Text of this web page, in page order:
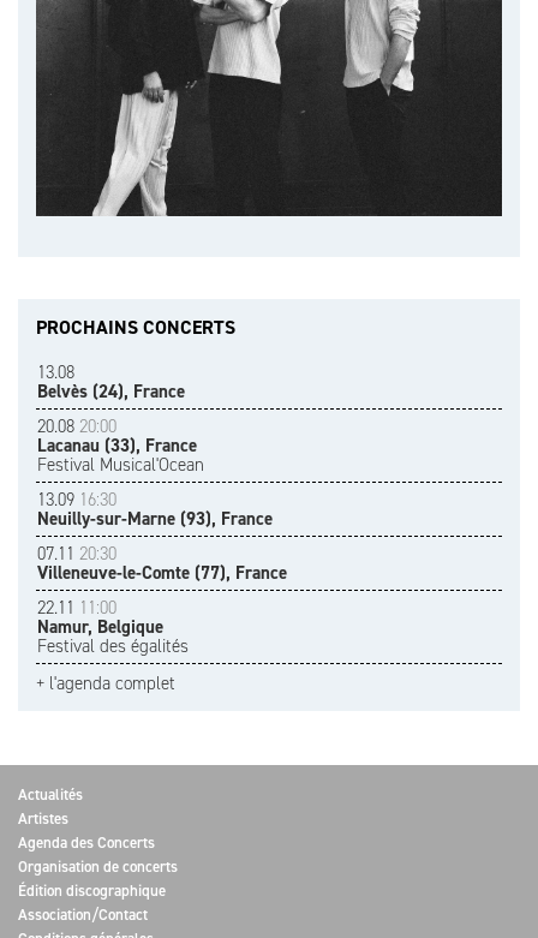
PROCHAINS CONCERTS
13.08
Belvès (24), France
20.08 20:00
Lacanau (33), France
Festival Musical'Ocean
13.09 16:30
Neuilly-sur-Marne (93), France
07.11 20:30
Villeneuve-le-Comte (77), France
22.11 11:00
Namur, Belgique
Festival des égalités
+ l'agenda complet
Actualités
Artistes
Agenda des Concerts
Organisation de concerts
Édition discographique
Association/Contact